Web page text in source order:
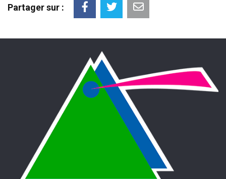
Partager sur :